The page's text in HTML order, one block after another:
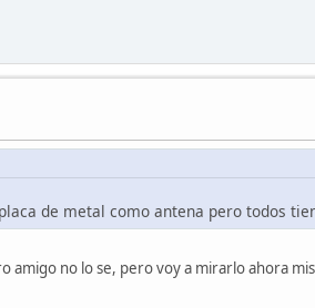
de metal como antena pero todos
amigo no lo se, pero voy a mirarlo ahora